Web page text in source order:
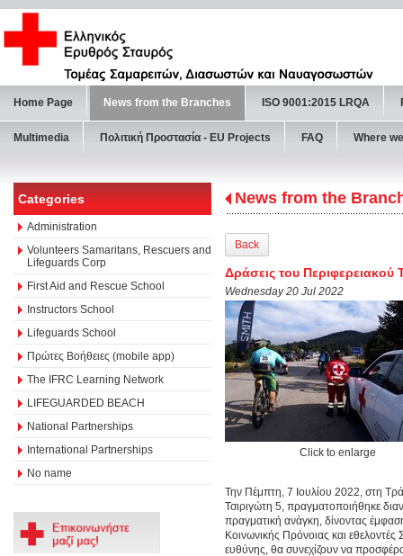
Home Page News from the Branches ISO 9001:2015 LRQA
Multimedia Πολιτική Προστασία - ΕU Projects FAQ Where
Categories
Administration
Volunteers Samaritans, Rescuers and
Lifeguards Corp
First Aid and Rescue School
Instructors School
Lifeguards School
Πρώτες Βοήθειες (mobile app)
The IFRC Learning Network
LIFEGUARDED BEACH
National Partnerships
International Partnerships
No name
News from the
Back
Δράσεις του Περιφερειακού
Wednesday 20 Jul 2022
Click to enlarge
Την Πέμπτη, 7 Ιουλίου 2022, στη
Τσιριγώτη 5, πραγματοποιήθηκε
πραγματική ανάγκη, δίνοντας έμφαση
Κοινωνικής Πρόνοιας και
ευθύνης, θα συνεχίζουν να